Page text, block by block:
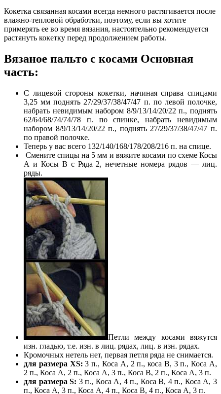
Кокетка связанная косами всегда немного растягивается после
влажно-тепловой обработки, поэтому, если вы хотите
примерять ее во время вязания, настоятельно рекомендуется
растянуть кокетку перед продолжением работы.
Вязаное пальто с косами Основная
часть:
С лицевой стороны кокетки, начиная справа спицами
3,25 мм поднять 27/29/37/38/47/47 п. по левой полочке,
набрать невидимым набором 8/9/13/14/20/22 п., поднять
62/64/68/74/74/78 п. по спинке, набрать невидимым
набором 8/9/13/14/20/22 п., поднять 27/29/37/38/47/47 п.
по правой полочке.
Теперь у вас всего 132/140/168/178/208/216 п. на спице.
Смените спицы на 5 мм и вяжите косами по схеме Косы
А и Косы В с Ряда 2, нечетные номера рядов — лиц.
ряды.
Петли между косами вяжутся
изн. гладью, т.е. изн. в лиц. рядах, лиц. в изн. рядах.
Кромочных нетель нет, первая петля ряда не снимается.
для размера ХS: 3 п., Коса А, 2 п., коса В, 3 п., Коса А,
2 п., Коса А, 2 п., Коса А, 3 п., Коса В, 2 п., Коса А, 3 п.
для размера S: 3 п., Коса А, 4 п., Коса В, 4 п., Коса А, 3
п., Коса А, 3 п., Коса А, 4 п., Коса В, 4 п., Коса А, 3 п.